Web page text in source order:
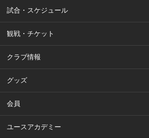
試合・スケジュール
観戦・チケット
クラブ情報
グッズ
会員
ユースアカデミー